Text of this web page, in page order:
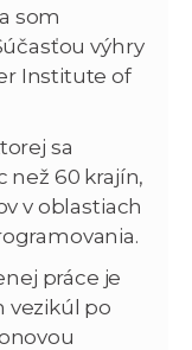
som
výhry
Institute of
sa
než 60 krajín,
v oblastiach
práce je
vezikúl po